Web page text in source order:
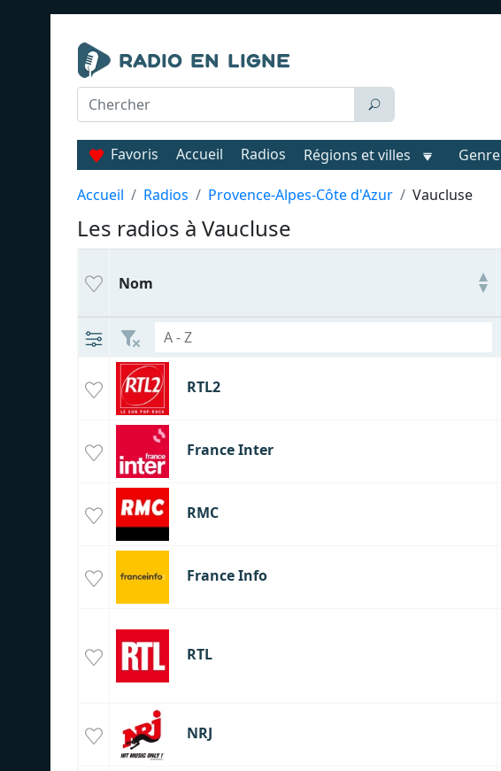
Favoris Accueil Radios Régions et villes Genre
Accueil Radios Provence-Alpes-Côte d'Azur Vaucluse
Les radios à Vaucluse
Nom
RTL2
France Inter
RMC
France Info
RTL
NRJ